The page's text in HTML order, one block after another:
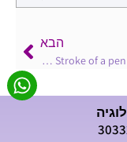
הבא
On Sunday – Stroke of a pen – Jul. 1990